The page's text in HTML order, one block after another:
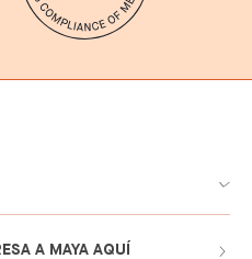
A MAYA AQUÍ